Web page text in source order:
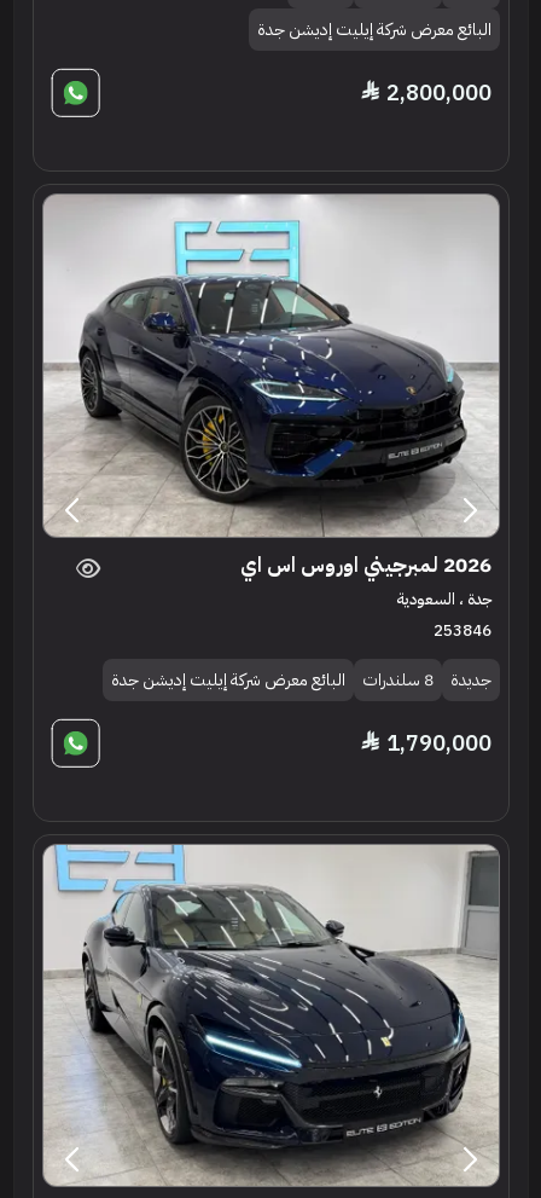
البائع معرض شركة إيليت إديشن جدة
2,800,000
2026 لمبرجيني اوروس اس اي
جدة ، السعودية
253846
جديدة 8 سلندرات البائع معرض شركة إيليت إديشن جدة
1,790,000